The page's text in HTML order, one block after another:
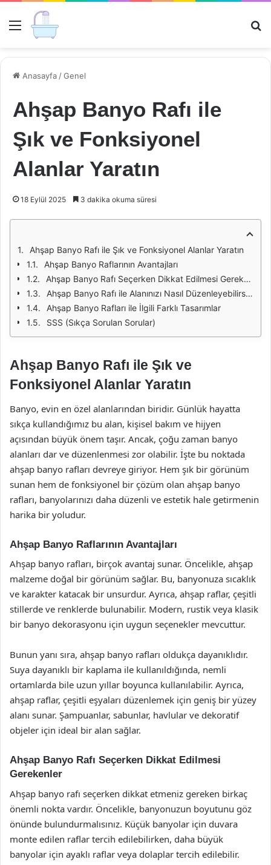
Menü
Anasayfa /Genel
Ahşap Banyo Rafı ile
Şık ve Fonksiyonel
Alanlar Yaratın
18 Eylül 2025 3 dakika okuma süresi
Ahşap Banyo Rafı ile Şık ve Fonksiyonel Alanlar Yaratın
Ahşap Banyo Raflarının Avantajları
Ahşap Banyo Rafı Seçerken Dikkat Edilmesi Gerekenler
Ahşap Banyo Rafı ile Alanınızı Nasıl Düzenleyebilirsiniz?
Ahşap Banyo Rafları ile İlgili Farklı Tasarımlar
SSS (Sıkça Sorulan Sorular)
Ahşap Banyo Rafı ile Şık ve
Fonksiyonel Alanlar Yaratın
Banyo, evin en özel alanlarından biridir. Günlük hayatta
sıkça kullandığımız bu alan, kişisel bakım ve hijyen
açısından büyük önem taşır. Ancak, çoğu zaman banyo
alanları dar ve düzenlenmesi zor olabilir. İşte bu noktada
ahşap banyo rafları devreye giriyor. Hem şık bir görünüm
sunan hem de fonksiyonel bir çözüm olan ahşap banyo
rafları, banyolarınızı daha düzenli ve estetik hale getirmenin
harika bir yoludur.
Ahşap Banyo Raflarının Avantajları
Ahşap banyo rafları, birçok avantaj sunar. Öncelikle, ahşap
malzeme doğal bir görünüm sağlar. Bu, banyonuza sıcaklık
ve karakter katacak bir unsurdur. Ayrıca, ahşap raflar, çeşitli
stillerde ve renklerde bulunabilir. Modern, rustik veya klasik
bir banyo dekorasyonu için uygun seçenekler mevcuttur.
Bunun yanı sıra, ahşap banyo rafları oldukça dayanıklıdır.
Suya dayanıklı bir kaplama ile kullanıldığında, nemli
ortamlarda bile uzun yıllar boyunca kullanılabilir. Ayrıca,
ahşap raflar, çeşitli eşyaları düzenlemek için geniş bir yüzey
alanı sunar. Şampuanlar, sabunlar, havlular ve dekoratif
objeler için ideal bir alan sağlar.
Ahşap Banyo Rafı Seçerken Dikkat Edilmesi
Gerekenler
Ahşap banyo rafı seçerken dikkat etmeniz gereken birkaç
önemli nokta vardır. Öncelikle, banyonuzun boyutunu göz
önünde bulundurmalısınız. Küçük banyolar için duvara
monte edilen raflar tercih edilebilirken, daha büyük
banyolar için ayaklı raflar veya dolaplar tercih edilebilir.